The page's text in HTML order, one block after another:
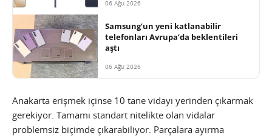
06 Ağu 2026
Samsung’un yeni katlanabilir
telefonları Avrupa’da beklentileri
aştı
06 Ağu 2026
Anakarta erişmek içinse 10 tane vidayı yerinden çıkarmak
gerekiyor. Tamamı standart nitelikte olan vidalar
problemsiz biçimde çıkarabiliyor. Parçalara ayırma